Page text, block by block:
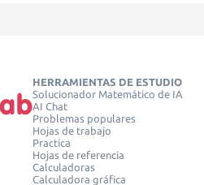
HERRAMIENTAS DE ESTUDIO
Solucionador Matemático de IA
AI Chat
Problemas populares
Hojas de trabajo
Practica
Hojas de referencia
Calculadoras
Calculadora gráfica